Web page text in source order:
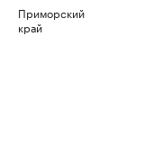
Приморский
край